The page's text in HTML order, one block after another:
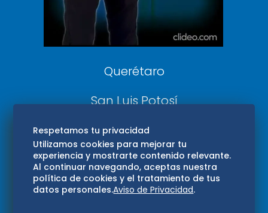
Aviso Oportuno
Consultas
Querétaro
San Luis Potosí
Edomex
Consultas
Hidalgo
Respetamos tu privacidad
Utilizamos cookies para mejorar tu
experiencia y mostrarte contenido relevante.
Al continuar navegando, aceptas nuestra
política de cookies y el tratamiento de tus
datos personales.Aviso de Privacidad.